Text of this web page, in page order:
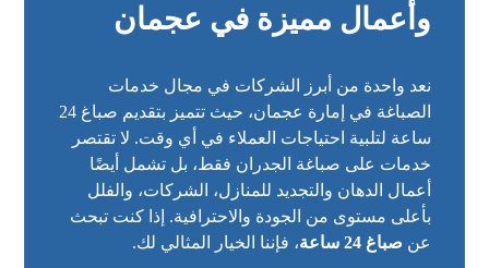
وأعمال مميزة في عجمان
نعد واحدة من أبرز الشركات في مجال خدمات
الصباغة في إمارة عجمان، حيث تتميز بتقديم صباغ 24
ساعة لتلبية احتياجات العملاء في أي وقت. لا تقتصر
خدمات على صباغة الجدران فقط، بل تشمل أيضًا
أعمال الدهان والتجديد للمنازل، الشركات، والفلل
بأعلى مستوى من الجودة والاحترافية. إذا كنت تبحث
عن صباغ 24 ساعة ، فإننا الخيار المثالي لك.